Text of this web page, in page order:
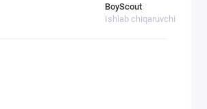
BoyScout
Ishlab chiqaruvchi